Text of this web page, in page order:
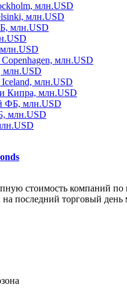
млн.USD
млн.USD
млн.USD
млн.USD
млн.USD
млн.USD
Кипра, млн.USD
ФБ, млн.USD
млн.USD
стоимость компаний
последний торговый день